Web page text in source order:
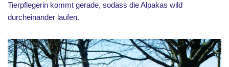
Tierpflegerin kommt gerade, sodass die Alpakas wild
durcheinander laufen.